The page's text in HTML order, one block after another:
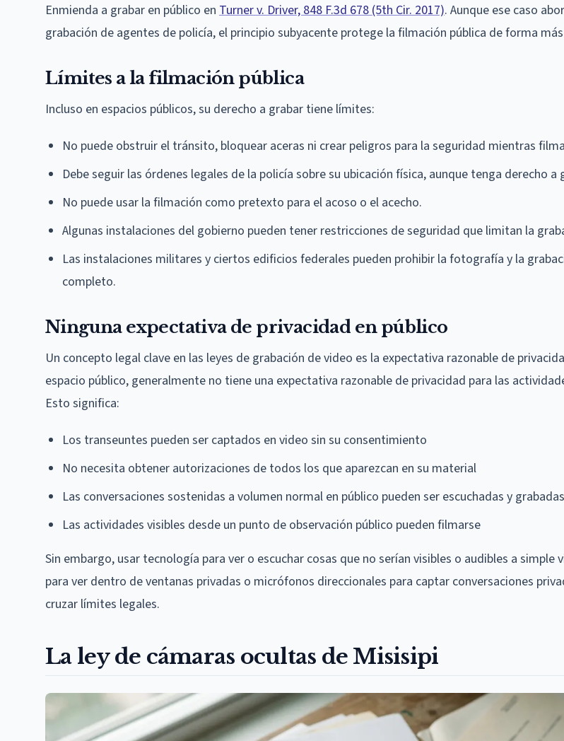
Enmienda a grabar en público en Turner v. Driver, 848 F.3d 678 (5th Cir. 2017). Aunque ese caso
grabación de agentes de policía, el principio subyacente protege la filmación pública de forma
Límites a la filmación pública
Incluso en espacios públicos, su derecho a grabar tiene límites:
No puede obstruir el tránsito, bloquear aceras ni crear peligros para la seguridad mientras
Debe seguir las órdenes legales de la policía sobre su ubicación física, aunque tenga derecho a
No puede usar la filmación como pretexto para el acoso o el acecho.
Algunas instalaciones del gobierno pueden tener restricciones de seguridad que limitan la
Las instalaciones militares y ciertos edificios federales pueden prohibir la fotografía y la
completo.
Ninguna expectativa de privacidad en público
Un concepto legal clave en las leyes de grabación de video es la expectativa razonable de
espacio público, generalmente no tiene una expectativa razonable de privacidad para las
Esto significa:
Los transeuntes pueden ser captados en video sin su consentimiento
No necesita obtener autorizaciones de todos los que aparezcan en su material
Las conversaciones sostenidas a volumen normal en público pueden ser escuchadas y grabadas
Las actividades visibles desde un punto de observación público pueden filmarse
Sin embargo, usar tecnología para ver o escuchar cosas que no serían visibles o audibles a
para ver dentro de ventanas privadas o micrófonos direccionales para captar conversaciones
cruzar límites legales.
La ley de cámaras ocultas de Misisipi